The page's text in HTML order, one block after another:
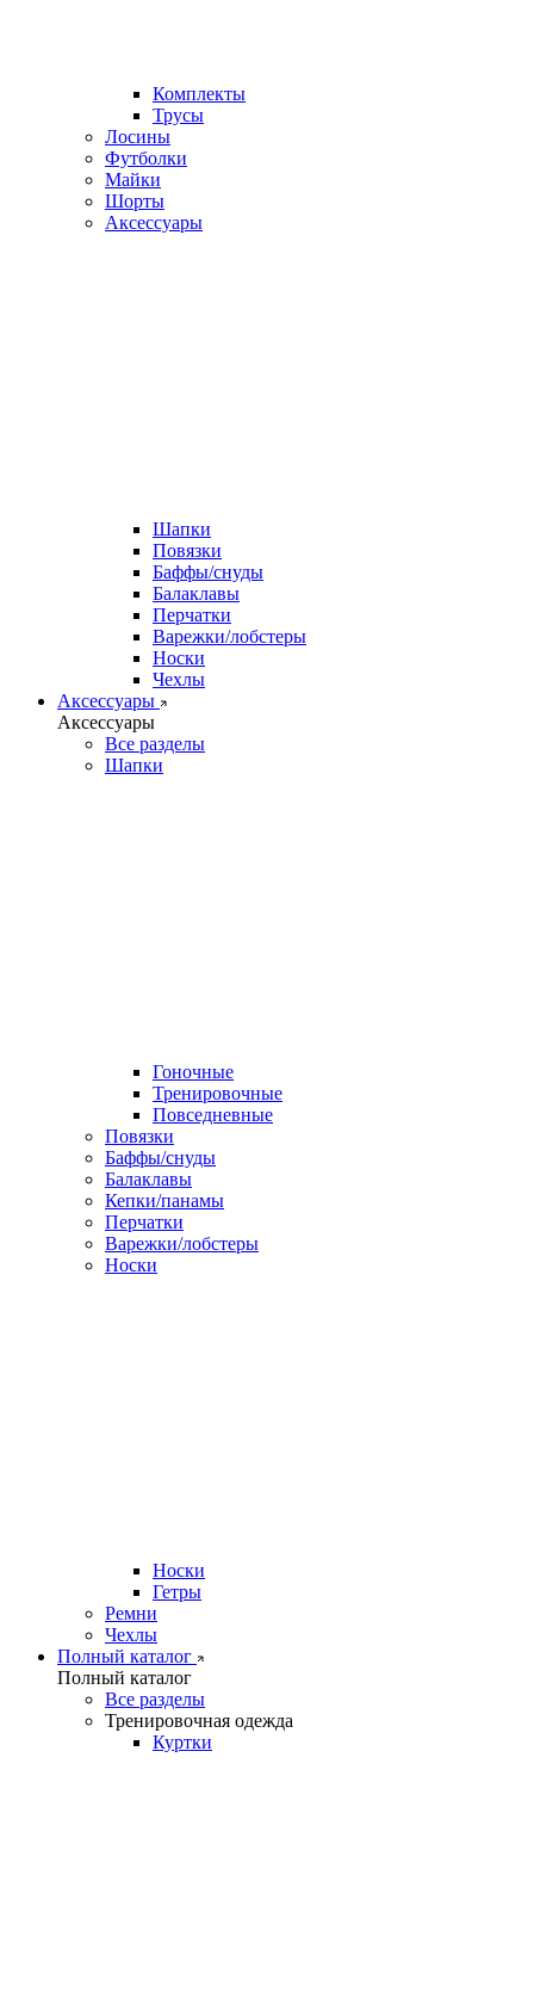
Комплекты
Трусы
Лосины
Футболки
Майки
Шорты
Аксессуары
Шапки
Повязки
Баффы/снуды
Балаклавы
Перчатки
Варежки/лобстеры
Носки
Чехлы
Аксессуары
Аксессуары
Все разделы
Шапки
Гоночные
Тренировочные
Повседневные
Повязки
Баффы/снуды
Балаклавы
Кепки/панамы
Перчатки
Варежки/лобстеры
Носки
Носки
Гетры
Ремни
Чехлы
Полный каталог
Полный каталог
Все разделы
Тренировочная одежда
Куртки